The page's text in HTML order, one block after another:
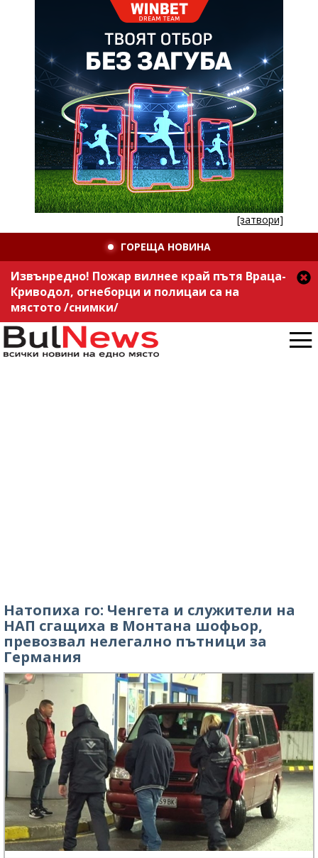
[затвори]
ГОРЕЩА НОВИНА
Извънредно! Пожар вилнее край пътя Враца-
Криводол, огнеборци и полицаи са на
мястото /снимки/
Натопиха го: Ченгета и служители на
НАП сгащиха в Монтана шофьор,
превозвал нелегално пътници за
Германия